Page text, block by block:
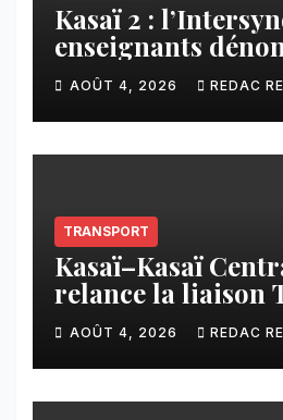
Kasaï 2 :
enseignants
contribution
imposée aux
CNCA
AOÛT 4, 2026 REDAC
TRANSPORT
Kasaï–Kasaï
relance la liaison
Tshiamu pour
échanges
AOÛT 4, 2026 REDAC